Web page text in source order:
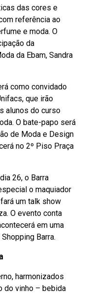
das cores e
referência ao
e moda. O
da
da Ebam, Sandra
como convidado
que irão
alunos do curso
O bate-papo será
de Moda e Design
no 2º Piso Praça
26, o Barra
o maquiador
um talk show
O evento conta
em uma
Barra.
harmonizados
do vinho – bebida